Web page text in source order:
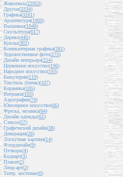
Живопись(22953)
Другое(3334)
Графика(3261)
Архитектура(1969)
Вышивка(1048)
Скульптура(617)
Дерево(445)
Куклы(302)
Компьютерная графика(281)
Художественное фото(273)
Дизайн интерьера(254)
Церковное искусство(196)
Народное искусство(193)
Бижутерия(119)
Текстиль (батик)(107)
Керамика(105)
Витражи(103)
Аэрография(74)
Ювелирное искусство(66)
Фреска, мозаика(64)
Дизайн одежды(61)
Стекло(57)
Графический дизайн(38)
Декорации(26)
Лоскутная картина(14)
Флордизайн(9)
Пэчворк(4)
Бодиарт(3)
Плакат(2)
Ленд-арт(2)
Театр. костюмы(0)